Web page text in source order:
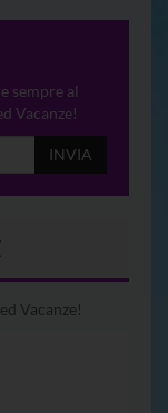
sempre al
Vacanze!
INVIA
Vacanze!